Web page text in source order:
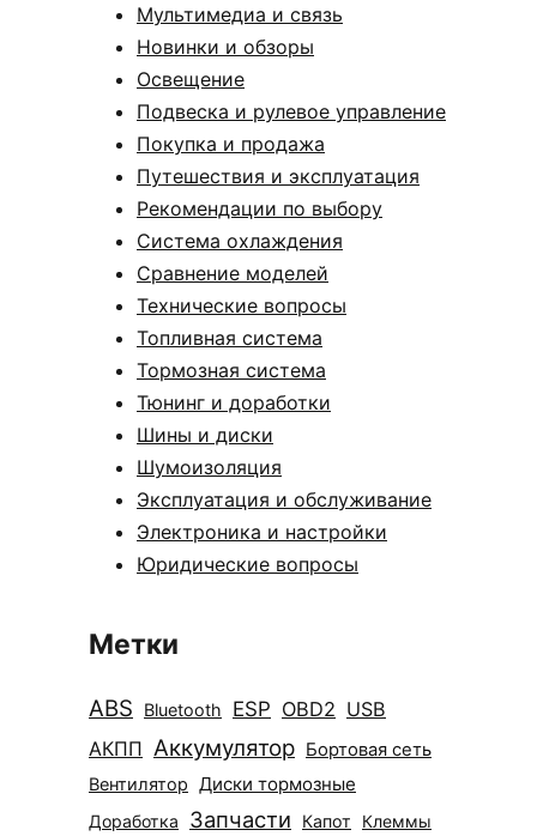
Мультимедиа и связь
Новинки и обзоры
Освещение
Подвеска и рулевое управление
Покупка и продажа
Путешествия и эксплуатация
Рекомендации по выбору
Система охлаждения
Сравнение моделей
Технические вопросы
Топливная система
Тормозная система
Тюнинг и доработки
Шины и диски
Шумоизоляция
Эксплуатация и обслуживание
Электроника и настройки
Юридические вопросы
Метки
ABS Bluetooth ESP OBD2 USB
АКПП Аккумулятор Бортовая сеть
Вентилятор Диски тормозные
Доработка Запчасти Капот Клеммы